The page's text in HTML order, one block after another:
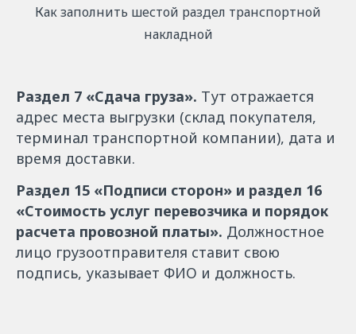
Как заполнить шестой раздел транспортной
накладной
Раздел 7 «Сдача груза». Тут отражается
адрес места выгрузки (склад покупателя,
терминал транспортной компании), дата и
время доставки.
Раздел 15 «Подписи сторон» и раздел 16
«Стоимость услуг перевозчика и порядок
расчета провозной платы». Должностное
лицо грузоотправителя ставит свою
подпись, указывает ФИО и должность.